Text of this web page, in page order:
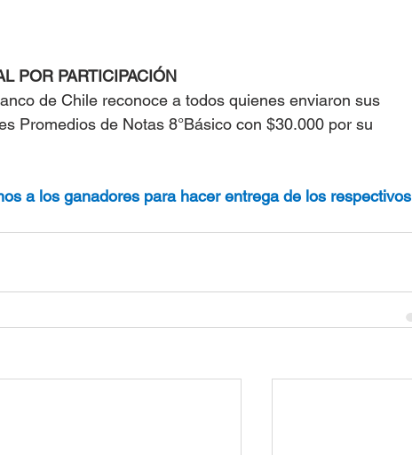
POR PARTICIPACIÓN
de Chile reconoce a todos quienes enviaron sus
Promedios de Notas 8°Básico con $30.000 por su
a los ganadores para hacer entrega de los respectivos